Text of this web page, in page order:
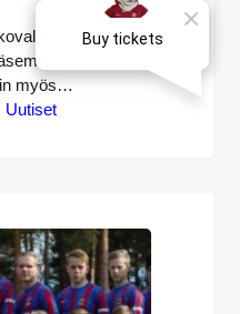
vauhdilla ja
myös
Jyväskylässä.
kilvoittelevat
SM-
OLS:ia
1.3. Ottelu
Uutiset